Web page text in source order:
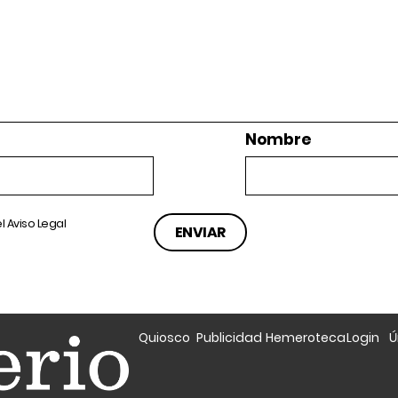
Nombre
Aviso Legal
Quiosco Publicidad HemerotecaLogin